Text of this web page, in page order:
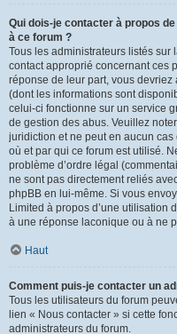
Qui dois-je contacter à propos
à ce forum ?
Tous les administrateurs listés sur
contact approprié concernant ces
réponse de leur part, vous
(dont les informations sont
celui-ci fonctionne sur un service
de gestion des abus. Veuillez
juridiction et ne peut en aucun
où et par qui ce forum est utilisé.
problème d’ordre légal
ne sont pas directement reliés
phpBB en lui-même. Si vous
Limited à propos d’une utilisation
à une réponse laconique ou à ne
Haut
Comment puis-je contacter un
Tous les utilisateurs du forum
lien « Nous contacter » si cette
administrateurs du forum.